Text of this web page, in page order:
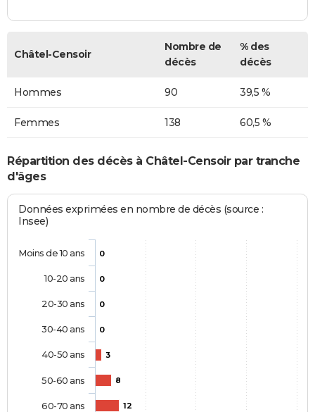
Châtel-Censoir
Nombre de
décès
% des
décès
Hommes 90 39,5 %
Femmes 138 60,5 %
Répartition des décès à Châtel-Censoir par tranche
d'âges
Données exprimées en nombre de décès (source :
Insee)
0
0
0
0
3
8
12
Moins de 10 ans
10-20 ans
20-30 ans
30-40 ans
40-50 ans
50-60 ans
60-70 ans